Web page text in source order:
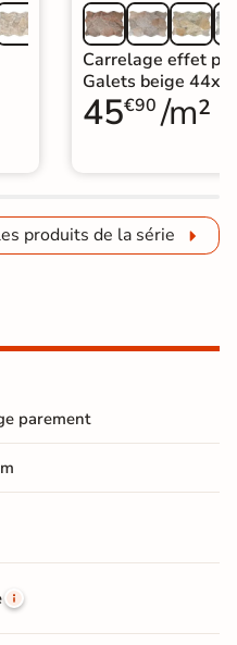
Carrelage effet
Galets beige
45€90 /m²
produits de la série
parement